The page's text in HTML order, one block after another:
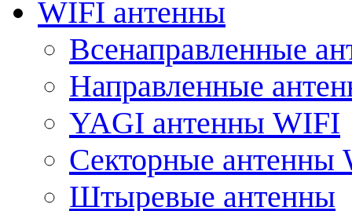
WIFI антенны
Всенаправленные
Направленные
YAGI антенны WIFI
Секторные антенны
Штыревые антенны